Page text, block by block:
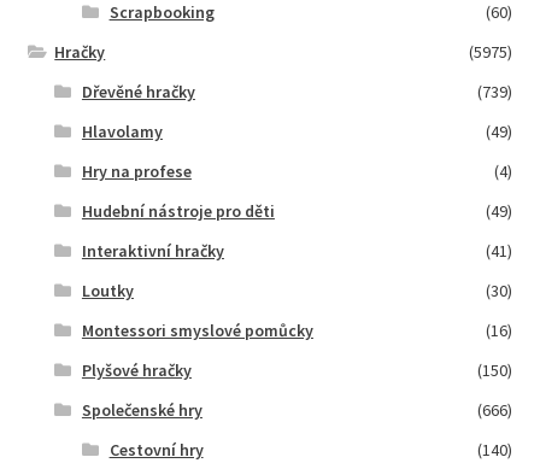
Scrapbooking
(60)
Hračky
(5975)
Dřevěné hračky
(739)
Hlavolamy
(49)
Hry na profese
(4)
Hudební nástroje pro děti
(49)
Interaktivní hračky
(41)
Loutky
(30)
Montessori smyslové pomůcky
(16)
Plyšové hračky
(150)
Společenské hry
(666)
Cestovní hry
(140)